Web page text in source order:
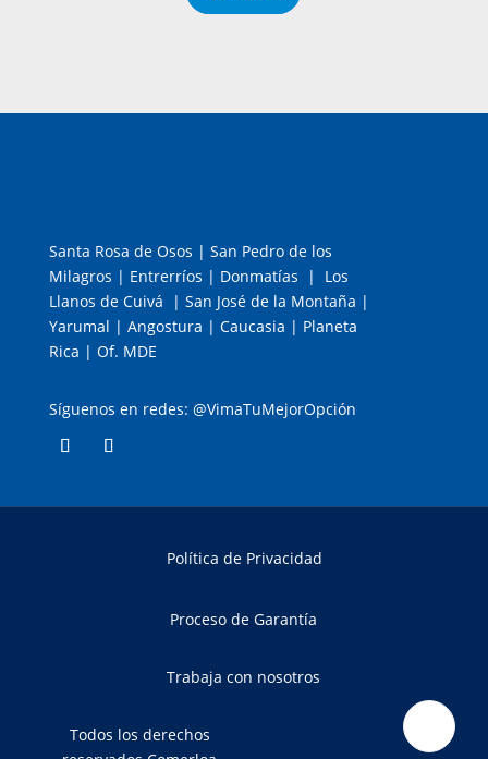
Santa Rosa de Osos | San Pedro de los
Milagros | Entrerríos | Donmatías | Los
Llanos de Cuivá | San José de la Montaña |
Yarumal | Angostura | Caucasia | Planeta
Rica | Of. MDE
Síguenos en redes: @VimaTuMejorOpción
Política de Privacidad
Proceso de Garantía
Trabaja con nosotros
Todos los derechos